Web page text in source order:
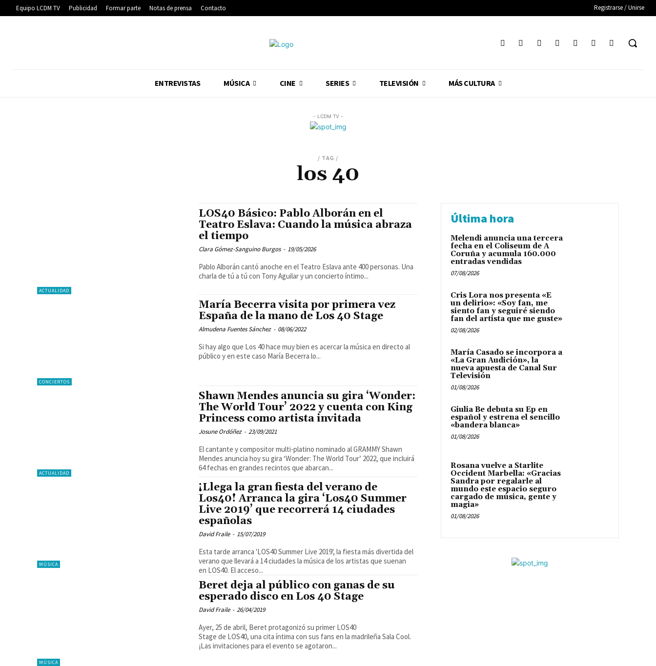
Equipo LCDM TV Publicidad Formar parte Notas de prensa Contacto Registrarse / Unirse
ENTREVISTAS MÚSICA CINE SERIES TELEVISIÓN MÁS CULTURA
- LCDM TV -
/ TAG /
los 40
ACTUALIDAD
LOS40 Básico: Pablo Alborán en el
Teatro Eslava: Cuando la música abraza
el tiempo
Clara Gómez-Sanguino Burgos - 19/05/2026
Pablo Alborán cantó anoche en el Teatro Eslava ante 400 personas. Una
charla de tú a tú con Tony Aguilar y un concierto íntimo...
CONCIERTOS
María Becerra visita por primera vez
España de la mano de Los 40 Stage
Almudena Fuentes Sánchez - 08/06/2022
Si hay algo que Los 40 hace muy bien es acercar la música en directo al
público y en este caso María Becerra lo...
ACTUALIDAD
Shawn Mendes anuncia su gira ‘Wonder:
The World Tour’ 2022 y cuenta con King
Princess como artista invitada
Josune Ordóñez - 23/09/2021
El cantante y compositor multi-platino nominado al GRAMMY Shawn
Mendes anuncia hoy su gira ‘Wonder: The World Tour’ 2022, que incluirá
64 fechas en grandes recintos que abarcan...
MÚSICA
¡Llega la gran fiesta del verano de
Los40! Arranca la gira ‘Los40 Summer
Live 2019’ que recorrerá 14 ciudades
españolas
David Fraile - 15/07/2019
Esta tarde arranca 'LOS40 Summer Live 2019', la fiesta más divertida del
verano que llevará a 14 ciudades la música de los artistas que suenan
en LOS40. El acceso...
MÚSICA
Beret deja al público con ganas de su
esperado disco en Los 40 Stage
David Fraile - 26/04/2019
Ayer, 25 de abril, Beret protagonizó su primer LOS40
Stage de LOS40, una cita íntima con sus fans en la madrileña Sala Cool.
¡Las invitaciones para el evento se agotaron...
Última hora
Melendi anuncia una tercera
fecha en el Coliseum de A
Coruña y acumula 160.000
entradas vendidas
07/08/2026
Cris Lora nos presenta «E
un delirio»: «Soy fan, me
siento fan y seguiré siendo
fan del artista que me guste»
02/08/2026
María Casado se incorpora a
«La Gran Audición», la
nueva apuesta de Canal Sur
Televisión
01/08/2026
Giulia Be debuta su Ep en
español y estrena el sencillo
«bandera blanca»
01/08/2026
Rosana vuelve a Starlite
Occident Marbella: «Gracias
Sandra por regalarle al
mundo este espacio seguro
cargado de música, gente y
magia»
01/08/2026